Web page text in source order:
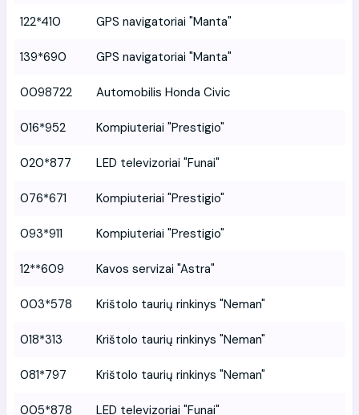
122*410 GPS navigatoriai "Manta"
139*690 GPS navigatoriai "Manta"
0098722 Automobilis Honda Civic
016*952 Kompiuteriai "Prestigio"
020*877 LED televizoriai "Funai"
076*671 Kompiuteriai "Prestigio"
093*911 Kompiuteriai "Prestigio"
12**609 Kavos servizai "Astra"
003*578 Krištolo taurių rinkinys "Neman"
018*313 Krištolo taurių rinkinys "Neman"
081*797 Krištolo taurių rinkinys "Neman"
005*878 LED televizoriai "Funai"